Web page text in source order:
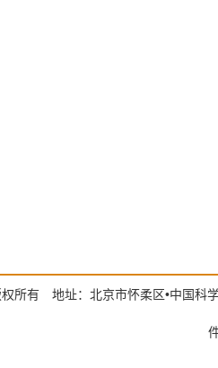
所有 地址：北京市怀柔区•中国